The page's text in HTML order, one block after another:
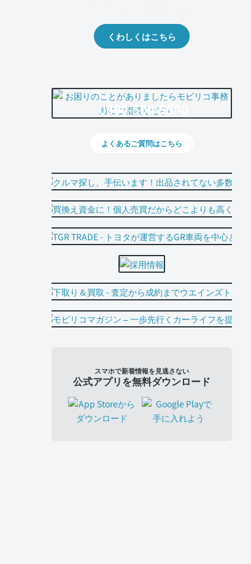
くわしくはこちら
0800-500-5500
よくあるご質問はこちら
スマホで新着情報を見逃さない
公式アプリを無料ダウンロード